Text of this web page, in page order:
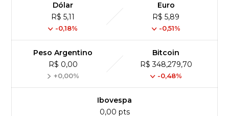
Dólar
R$ 5,11
-0,18%
Euro
R$ 5,89
-0,51%
Peso Argentino
R$ 0,00
+0,00%
Bitcoin
R$ 348,279,70
-0,48%
Ibovespa
0,00 pts